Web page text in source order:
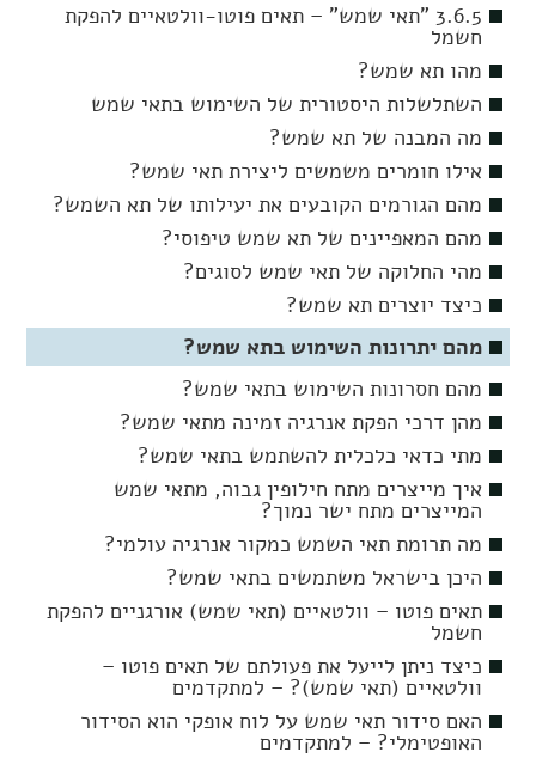
3.6.5 "תאי שמש" – תאים פוטו-וולטאיים להפקת
חשמל
מהו תא שמש?
השתלשלות היסטורית של השימוש בתאי שמש
מה המבנה של תא שמש?
אילו חומרים משמשים ליצירת תאי שמש?
מהם הגורמים הקובעים את יעילותו של תא השמש?
מהם המאפיינים של תא שמש טיפוסי?
מהי החלוקה של תאי שמש לסוגים?
כיצד יוצרים תא שמש?
מהם יתרונות השימוש בתא שמש?
מהם חסרונות השימוש בתאי שמש?
מהן דרכי הפקת אנרגיה זמינה מתאי שמש?
מתי כדאי כלכלית להשתמש בתאי שמש?
איך מייצרים מתח חילופין גבוה, מתאי שמש
המייצרים מתח ישר נמוך?
מה תרומת תאי השמש כמקור אנרגיה עולמי?
היכן בישראל משתמשים בתאי שמש?
תאים פוטו – וולטאיים (תאי שמש) אורגניים להפקת
חשמל
כיצד ניתן לייעל את פעולתם של תאים פוטו –
וולטאיים (תאי שמש)? – למתקדמים
האם סידור תאי שמש על לוח אופקי הוא הסידור
האופטימלי? – למתקדמים